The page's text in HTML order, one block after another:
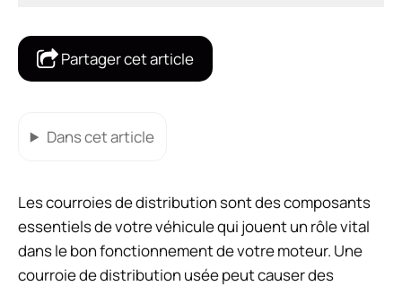
Partager cet article
Dans cet article
Les courroies de distribution sont des composants
essentiels de votre véhicule qui jouent un rôle vital
dans le bon fonctionnement de votre moteur. Une
courroie de distribution usée peut causer des